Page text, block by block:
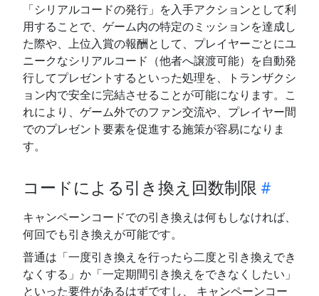
「シリアルコードの発行」を入手アクションとして利
用することで、ゲーム内の特定のミッションを達成し
た際や、上位入賞の報酬として、プレイヤーごとにユ
ニークなシリアルコード（他者へ譲渡可能）を自動発
行してプレゼントするといった処理を、トランザクシ
ョン内で安全に完結させることが可能になります。こ
れにより、ゲーム外でのファン交流や、プレイヤー間
でのプレゼント要素を促進する施策が容易になりま
す。
コードによる引き換え回数制限
キャンペーンコードでの引き換えは何もしなければ、
何回でも引き換えが可能です。
普通は「一度引き換えを行ったら二度と引き換えでき
なくする」か「一定期間引き換えをできなくしたい」
といった要件があるはずですし、 キャンペーンコー